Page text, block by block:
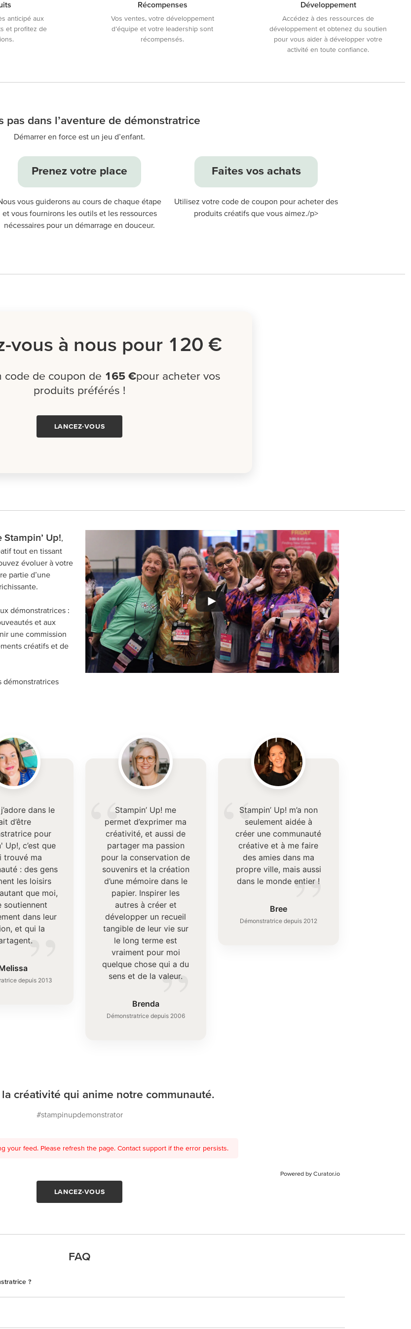
anticipé aux
et profitez de
Récompenses
Vos ventes, votre développement
d’équipe et votre leadership sont
récompensés.
Développement
Accédez à des ressources de
développement et obtenez du soutien
pour vous aider à développer votre
activité en toute confiance.
pas dans l’aventure de démonstratrice
Démarrer en force est un jeu d’enfant.
Prenez votre place
vous guiderons au cours de chaque étape
et vous fournirons les outils et les ressources
nécessaires pour un démarrage en douceur.
Faites vos achats
Utilisez votre code de coupon pour acheter des
produits créatifs que vous aimez./p>
vous à nous pour 120 €
code de coupon de 165 €pour acheter vos
produits préférés !
LANCEZ-VOUS
Up!,
tout en tissant
évoluer à votre
partie d’une
démonstratrices :
et aux
une commission
créatifs et de
démonstratrices
”
dans le
d’être
pour
Up!, c’est que
trouvé ma
: des gens
les loisirs
que moi,
soutiennent
dans leur
et qui la
depuis 2013
“
”
Stampin’ Up! me
permet d’exprimer ma
créativité, et aussi de
partager ma passion
pour la conservation de
souvenirs et la création
d’une mémoire dans le
papier. Inspirer les
autres à créer et
développer un recueil
tangible de leur vie sur
le long terme est
vraiment pour moi
quelque chose qui a du
sens et de la valeur.
Brenda
Démonstratrice depuis 2006
“
”
Stampin’ Up! m’a non
seulement aidée à
créer une communauté
créative et à me faire
des amies dans ma
propre ville, mais aussi
dans le monde entier !
Bree
Démonstratrice depuis 2012
créativité qui anime notre communauté.
#stampinupdemonstrator
your feed. Please refresh the page. Contact support if the error persists.
Powered by Curator.io
LANCEZ-VOUS
FAQ
?